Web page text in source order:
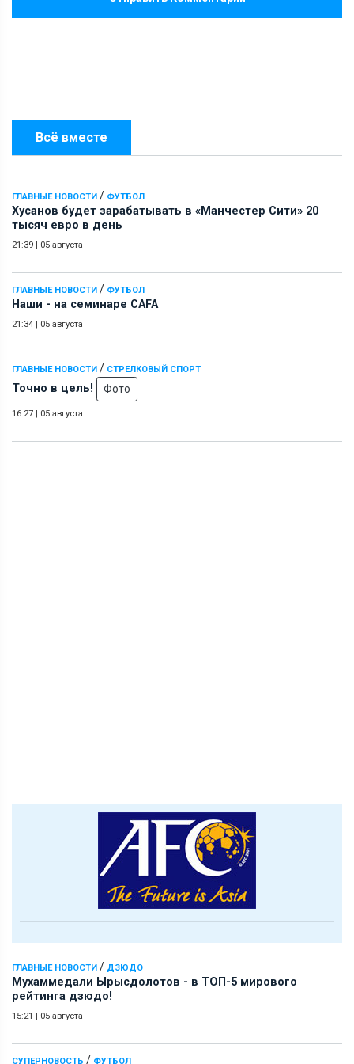
Всё вместе
ГЛАВНЫЕ НОВОСТИ / ФУТБОЛ
Хусанов будет зарабатывать в «Манчестер Сити» 20
тысяч евро в день
21:39 | 05 августа
ГЛАВНЫЕ НОВОСТИ / ФУТБОЛ
Наши - на семинаре СAFA
21:34 | 05 августа
ГЛАВНЫЕ НОВОСТИ / СТРЕЛКОВЫЙ СПОРТ
Точно в цель! Фото
16:27 | 05 августа
ГЛАВНЫЕ НОВОСТИ / ДЗЮДО
Мухаммедали Ырысдолотов - в ТОП-5 мирового
рейтинга дзюдо!
15:21 | 05 августа
СУПЕРНОВОСТЬ / ФУТБОЛ